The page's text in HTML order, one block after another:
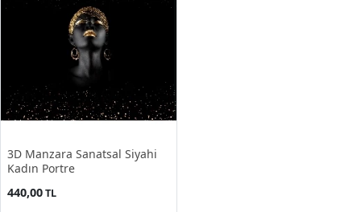
3D Manzara Sanatsal Siyahi
Kadın Portre
440,00TL